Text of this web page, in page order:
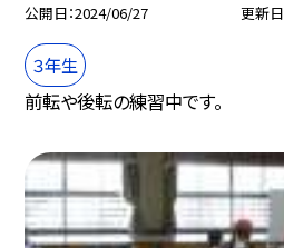
公開日 2024/06/27 更新日
３年生
前転や後転の練習中です。